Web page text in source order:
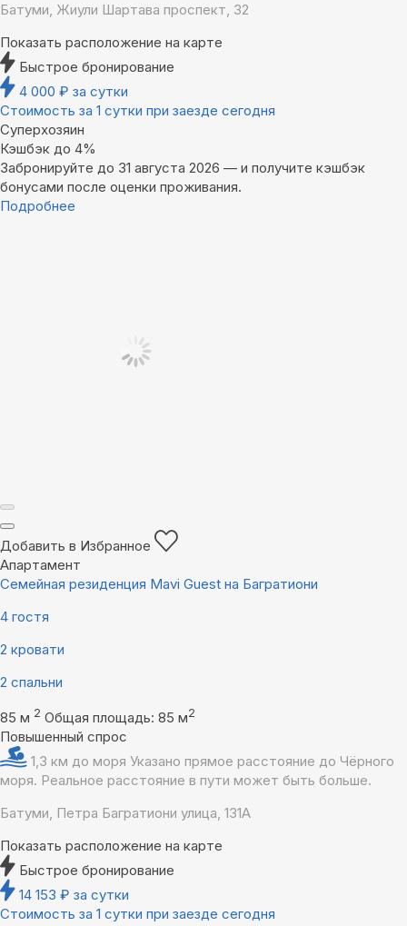
Батуми, Жиули Шартава проспект, 32
Показать расположение на карте
Быстрое бронирование
4 000 ₽ за сутки
Стоимость за 1 сутки при заезде сегодня
Суперхозяин
Кэшбэк до 4%
Забронируйте до 31 августа 2026 — и получите кэшбэк
бонусами после оценки проживания.
Подробнее
Добавить в Избранное
Апартамент
Семейная резиденция Mavi Guest на Багратиони
4 гостя
2 кровати
2 спальни
85 м 2 Общая площадь: 85 м2
Повышенный спрос
1,3 км до моря Указано прямое расстояние до Чёрного
моря. Реальное расстояние в пути может быть больше.
Батуми, Петра Багратиони улица, 131А
Показать расположение на карте
Быстрое бронирование
14 153 ₽ за сутки
Стоимость за 1 сутки при заезде сегодня